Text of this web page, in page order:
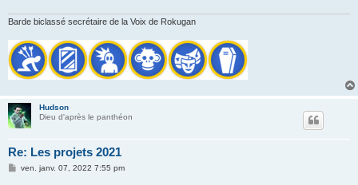
Barde biclassé secrétaire de la Voix de Rokugan
Hudson
Dieu d'après le panthéon
Re: Les projets 2021
Mven. janv. 07, 2022 7:55 pm